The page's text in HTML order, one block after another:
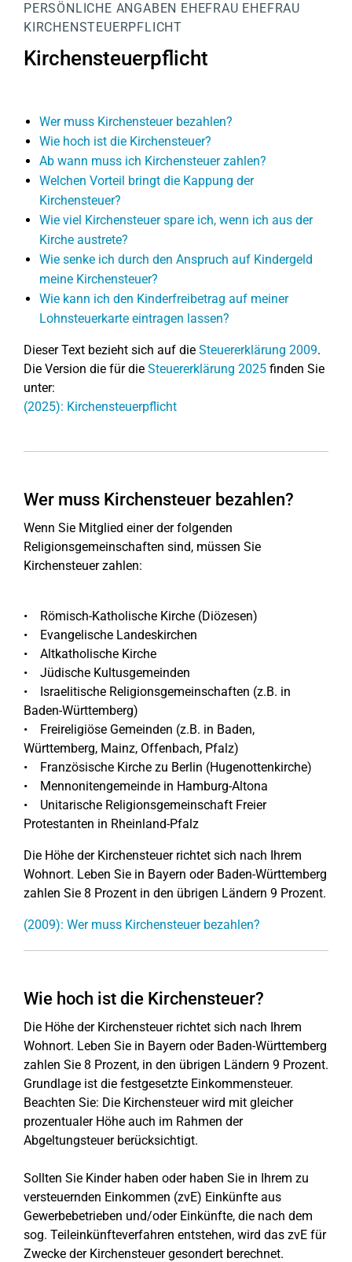
PERSÖNLICHE ANGABEN EHEFRAU EHEFRAU
KIRCHENSTEUERPFLICHT
Kirchensteuerpflicht
Wer muss Kirchensteuer bezahlen?
Wie hoch ist die Kirchensteuer?
Ab wann muss ich Kirchensteuer zahlen?
Welchen Vorteil bringt die Kappung der
Kirchensteuer?
Wie viel Kirchensteuer spare ich, wenn ich aus der
Kirche austrete?
Wie senke ich durch den Anspruch auf Kindergeld
meine Kirchensteuer?
Wie kann ich den Kinderfreibetrag auf meiner
Lohnsteuerkarte eintragen lassen?
Dieser Text bezieht sich auf die Steuererklärung 2009.
Die Version die für die Steuererklärung 2025 finden Sie
unter:
(2025): Kirchensteuerpflicht
Wer muss Kirchensteuer bezahlen?
Wenn Sie Mitglied einer der folgenden
Religionsgemeinschaften sind, müssen Sie
Kirchensteuer zahlen:
• Römisch-Katholische Kirche (Diözesen)
• Evangelische Landeskirchen
• Altkatholische Kirche
• Jüdische Kultusgemeinden
• Israelitische Religionsgemeinschaften (z.B. in
Baden-Württemberg)
• Freireligiöse Gemeinden (z.B. in Baden,
Württemberg, Mainz, Offenbach, Pfalz)
• Französische Kirche zu Berlin (Hugenottenkirche)
• Mennonitengemeinde in Hamburg-Altona
• Unitarische Religionsgemeinschaft Freier
Protestanten in Rheinland-Pfalz
Die Höhe der Kirchensteuer richtet sich nach Ihrem
Wohnort. Leben Sie in Bayern oder Baden-Württemberg
zahlen Sie 8 Prozent in den übrigen Ländern 9 Prozent.
(2009): Wer muss Kirchensteuer bezahlen?
Wie hoch ist die Kirchensteuer?
Die Höhe der Kirchensteuer richtet sich nach Ihrem
Wohnort. Leben Sie in Bayern oder Baden-Württemberg
zahlen Sie 8 Prozent, in den übrigen Ländern 9 Prozent.
Grundlage ist die festgesetzte Einkommensteuer.
Beachten Sie: Die Kirchensteuer wird mit gleicher
prozentualer Höhe auch im Rahmen der
Abgeltungsteuer berücksichtigt.
Sollten Sie Kinder haben oder haben Sie in Ihrem zu
versteuernden Einkommen (zvE) Einkünfte aus
Gewerbebetrieben und/oder Einkünfte, die nach dem
sog. Teileinkünfteverfahren entstehen, wird das zvE für
Zwecke der Kirchensteuer gesondert berechnet.